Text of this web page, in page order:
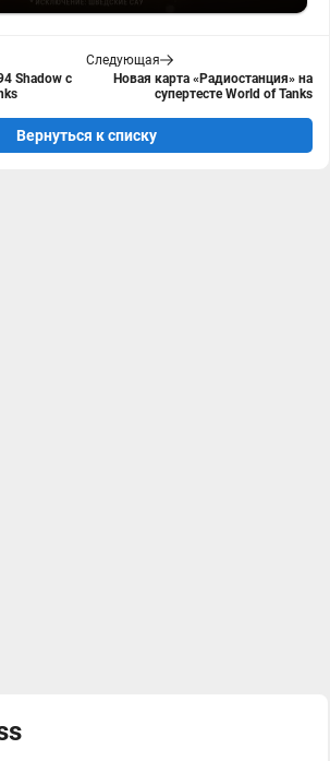
Shadow с
Следующая
Новая карта «Радиостанция» на
супертесте World of Tanks
Вернуться к списку